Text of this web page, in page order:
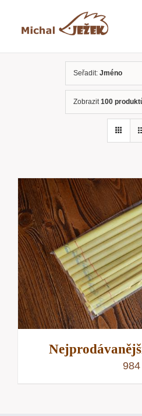
Seřadit: Jméno
Zobrazit100
984